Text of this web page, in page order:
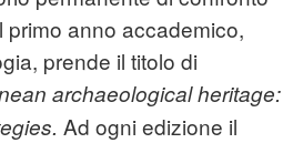
anno accademico,
prende il titolo di
archaeological heritage:
Ad ogni edizione il